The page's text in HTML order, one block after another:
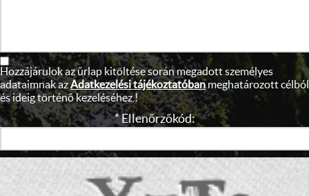
Hozzájárulok az űrlap kitöltése során megadott személyes
adataimnak azAdatkezelési tájékoztatóbanmeghatározott célból
és ideig történő kezeléséhez.!
* Ellenőrzőkód: